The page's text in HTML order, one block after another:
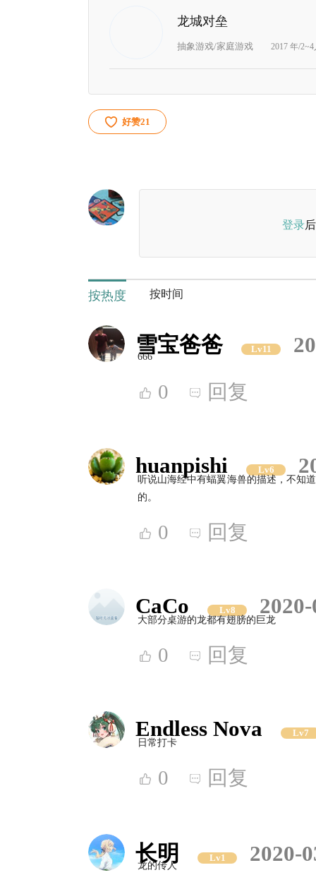
龙城对垒
抽象游戏/家庭游戏 2017 年/
好赞21
登录
按热度 按时间
雪宝爸爸 Lv11
666
0 回复
huanpishi Lv6
听说山海经中有蝠翼海兽的描述，不知
的。
0 回复
CaCo Lv8
大部分桌游的龙都有翅膀的巨龙
0 回复
Endless Nova
Lv7
日常打卡
0 回复
长明 Lv1 2020-
龙的传人